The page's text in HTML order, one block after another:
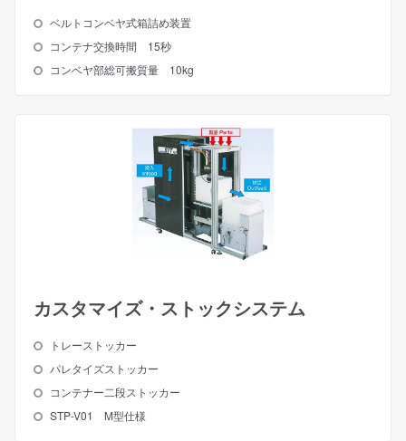
ベルトコンベヤ式箱詰め装置
コンテナ交換時間 15秒
コンベヤ部総可搬質量 10kg
カスタマイズ・ストックシステム
トレーストッカー
パレタイズストッカー
コンテナー二段ストッカー
STP-V01 M型仕様